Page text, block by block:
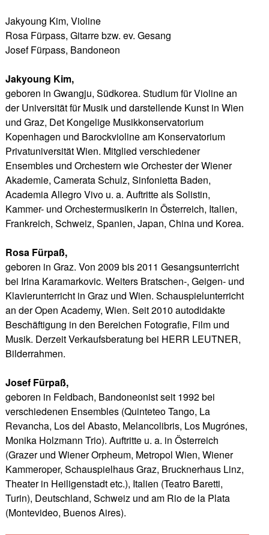
Jakyoung Kim, Violine
Rosa Fürpass, Gitarre bzw. ev. Gesang
Josef Fürpass, Bandoneon
Jakyoung Kim,
geboren in Gwangju, Südkorea. Studium für Violine an
der Universität für Musik und darstellende Kunst in Wien
und Graz, Det Kongelige Musikkonservatorium
Kopenhagen und Barockvioline am Konservatorium
Privatuniversität Wien. Mitglied verschiedener
Ensembles und Orchestern wie Orchester der Wiener
Akademie, Camerata Schulz, Sinfonietta Baden,
Academia Allegro Vivo u. a. Auftritte als Solistin,
Kammer- und Orchestermusikerin in Österreich, Italien,
Frankreich, Schweiz, Spanien, Japan, China und Korea.
Rosa Fürpaß,
geboren in Graz. Von 2009 bis 2011 Gesangsunterricht
bei Irina Karamarkovic. Weiters Bratschen-, Geigen- und
Klavierunterricht in Graz und Wien. Schauspielunterricht
an der Open Academy, Wien. Seit 2010 autodidakte
Beschäftigung in den Bereichen Fotografie, Film und
Musik. Derzeit Verkaufsberatung bei HERR LEUTNER,
Bilderrahmen.
Josef Fürpaß,
geboren in Feldbach, Bandoneonist seit 1992 bei
verschiedenen Ensembles (Quinteteo Tango, La
Revancha, Los del Abasto, Melancolibris, Los Mugrónes,
Monika Holzmann Trio). Auftritte u. a. in Österreich
(Grazer und Wiener Orpheum, Metropol Wien, Wiener
Kammeroper, Schauspielhaus Graz, Brucknerhaus Linz,
Theater in Heiligenstadt etc.), Italien (Teatro Baretti,
Turin), Deutschland, Schweiz und am Rio de la Plata
(Montevideo, Buenos Aires).